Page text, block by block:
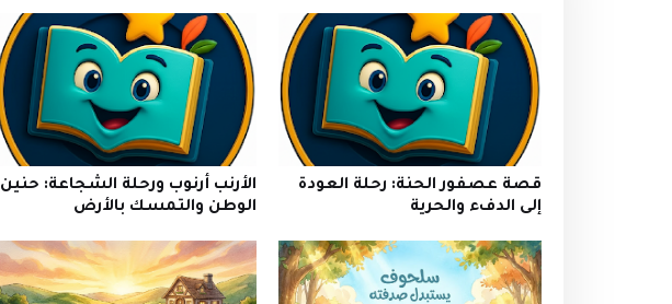
قصة عصفور الحنة: رحلة العودة
إلى الدفء والحرية
الأرنب أرنوب ورحلة الشجاعة: حنين
الوطن والتمسك بالأرض